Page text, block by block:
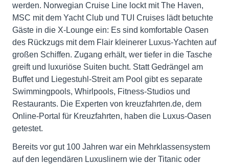
werden. Norwegian Cruise Line lockt mit The Haven,
MSC mit dem Yacht Club und TUI Cruises lädt betuchte
Gäste in die X-Lounge ein: Es sind komfortable Oasen
des Rückzugs mit dem Flair kleinerer Luxus-Yachten auf
großen Schiffen. Zugang erhält, wer tiefer in die Tasche
greift und luxuriöse Suiten bucht. Statt Gedrängel am
Buffet und Liegestuhl-Streit am Pool gibt es separate
Swimmingpools, Whirlpools, Fitness-Studios und
Restaurants. Die Experten von kreuzfahrten.de, dem
Online-Portal für Kreuzfahrten, haben die Luxus-Oasen
getestet.
Bereits vor gut 100 Jahren war ein Mehrklassensystem
auf den legendären Luxuslinern wie der Titanic oder